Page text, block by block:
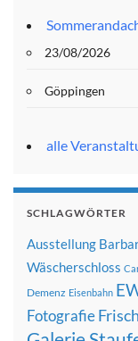
23/08/2026
Göppingen
alle
SCHLAGWÖRTER
Ausstellung
Wäscherschloss
Demenz Eisenbahn
Fotografie